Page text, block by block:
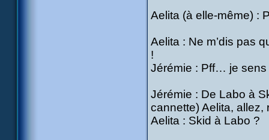
Aelita (à elle-même) :
Aelita : Ne m’dis pas
!
Jérémie : Pff… je sens
Jérémie : De Labo à
cannette) Aelita, allez,
Aelita : Skid à Labo ?